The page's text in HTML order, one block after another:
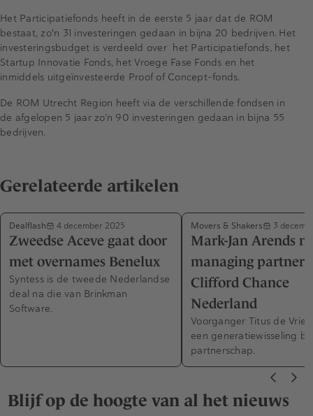
Het Participatiefonds heeft in de eerste 5 jaar dat de ROM
bestaat, zo'n 31 investeringen gedaan in bijna 20 bedrijven. Het
investeringsbudget is verdeeld over het Participatiefonds, het
Startup Innovatie Fonds, het Vroege Fase Fonds en het
inmiddels uitgeïnvesteerde Proof of Concept-fonds.
De ROM Utrecht Region heeft via de verschillende fondsen in
de afgelopen 5 jaar zo’n 90 investeringen gedaan in bijna 55
bedrijven.
Gerelateerde artikelen
Dealflash 4 december 2025
Zweedse Aceve gaat door
met overnames Benelux
Syntess is de tweede Nederlandse
deal na die van Brinkman
Software.
Movers & Shakers 3
Mark-Jan Arends
managing partner
Clifford Chance
Nederland
Voorganger Titus de
een generatiewisseling
partnerschap.
Blijf op de hoogte van al het nieuws